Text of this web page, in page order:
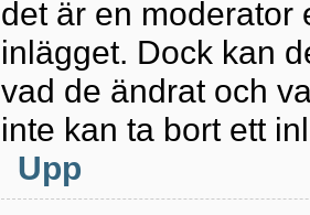
det är en moderator
inlägget. Dock kan
vad de ändrat och
inte kan ta bort ett
Upp